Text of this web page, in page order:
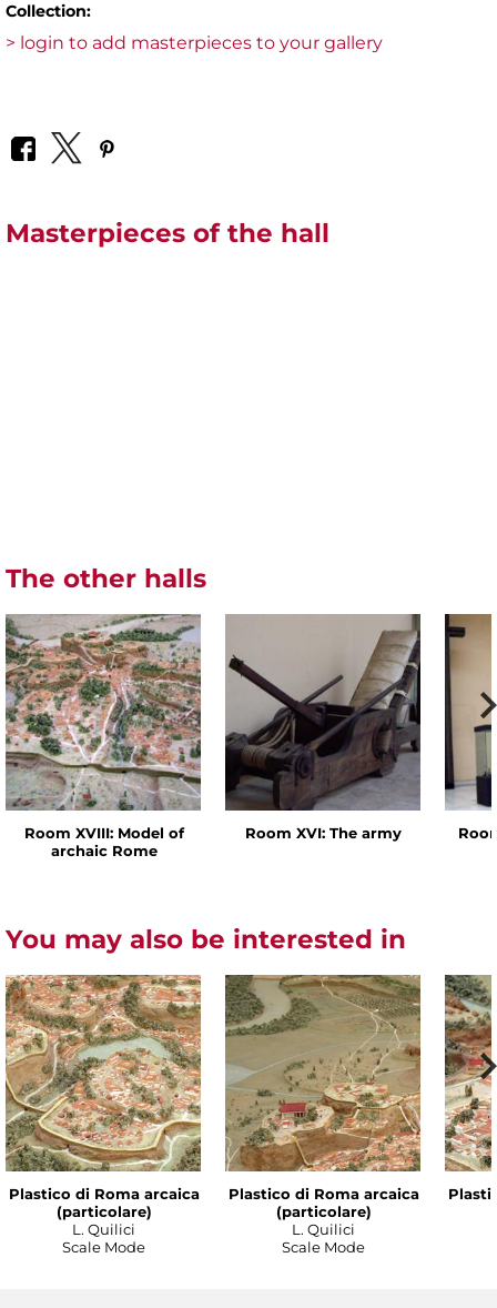
Collection:
> login to add masterpieces to your gallery
Masterpieces of the hall
The other halls
Room XVIII: Model of
archaic Rome
Room XVI: The army
You may also be interested in
Plastico di Roma arcaica
(particolare)
L. Quilici
Scale Mode
Plastico di Roma arcaica
(particolare)
L. Quilici
Scale Mode